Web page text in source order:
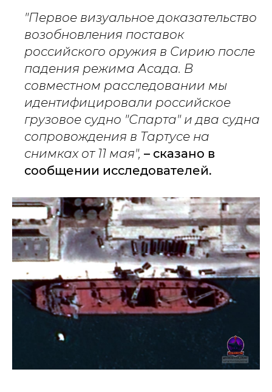
"Первое визуальное доказательство
возобновления поставок
российского оружия в Сирию после
падения режима Асада. В
совместном расследовании мы
идентифицировали российское
грузовое судно "Спарта" и два судна
сопровождения в Тартусе на
снимках от 11 мая", – сказано в
сообщении исследователей.